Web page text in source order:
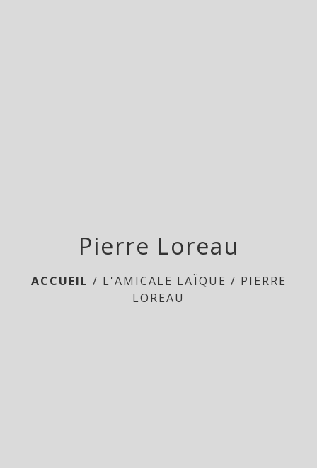
Pierre Loreau
ACCUEIL / L'AMICALE LAÏQUE / PIERRE
LOREAU